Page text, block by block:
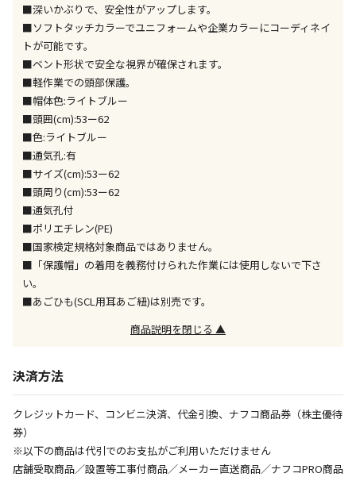
※同時購入の商品は、全て同じ店舗での受取となりま
す
委託業者によりお届けする商品です
※ほか商品との同時購入はできません。お手数です
が、ご購入手続きを分けてお買い求めください
※支払い方法の代金引換は選択できません。
※電話注文はできません。
宅配のみでお届けする商品です（店舗受取は選択でき
ません）
※「宅配・店舗受取」「宅配のみ」マークの商品のみ
同時購入が可能です
午前9時までのご注文確定した商品については、当日に
出荷いたします。
ただし、メーカーの営業日に基づき出荷手続きを行う
また、日曜・祝日や年末年始などの長期休業期間中
は、休業明けからの出荷対応となります。
お見積商品です。金額・施工日はお打ち合わせの上、
決定となります。
■深いかぶりで、安全性がアップします。
■ソフトタッチカラーでユニフォームや企業カラーにコーディネイ
トが可能です。
■ベント形状で安全な視界が確保されます。
■軽作業での頭部保護。
■帽体色:ライトブルー
■頭囲(cm):53ー62
■色:ライトブルー
■通気孔:有
■サイズ(cm):53ー62
■頭周り(cm):53ー62
■通気孔付
■ポリエチレン(PE)
■国家検定規格対象商品ではありません。
■「保護帽」の着用を義務付けられた作業には使用しないで下さ
い。
■あごひも(SCL用耳あご紐)は別売です。
商品説明を閉じる ▲
決済方法
クレジットカード、コンビニ決済、代金引換、ナフコ商品券（株主優待
券）
※以下の商品は代引でのお支払がご利用いただけません
店舗受取商品／設置等工事付商品／メーカー直送商品／ナフコPRO商品